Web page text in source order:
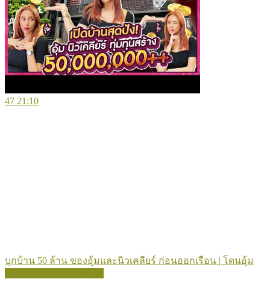
47 21:10
บุกบ้าน 50 ล้าน ของอุ้มและนิวเคลียร์ ก่อนออกเรือน | โดนอุ้ม